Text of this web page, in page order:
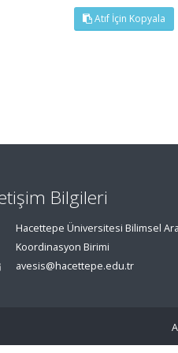
Atıf İçin Kopyala
Bilgileri
Hacettepe Üniversitesi Bilimsel
Koordinasyon Birimi
avesis@hacettepe.edu.tr